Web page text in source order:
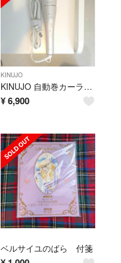
KINUJO
KINUJO 自動巻カーラー SCS024
¥6,900
ベルサイユのばら 付箋